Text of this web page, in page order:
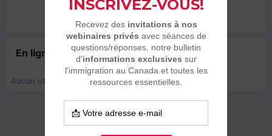
Il n’y a encore rien ici
En ligne récemment0 membre est en ligne
Aucun utilisateur enregistré regarde cette page.